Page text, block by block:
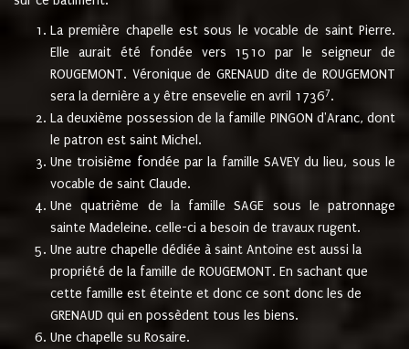
La première chapelle est sous le vocable de saint Pierre.
Elle aurait été fondée vers 1510 par le seigneur de
ROUGEMONT. Véronique de GRENAUD dite de ROUGEMONT
sera la dernière a y être ensevelie en avril 17367.
La deuxième possession de la famille PINGON d'Aranc, dont
le patron est saint Michel.
Une troisième fondée par la famille SAVEY du lieu, sous le
vocable de saint Claude.
Une quatrième de la famille SAGE sous le patronnage
sainte Madeleine. celle-ci a besoin de travaux rugent.
Une autre chapelle dédiée à saint Antoine est aussi la
propriété de la famille de ROUGEMONT. En sachant que
cette famille est éteinte et donc ce sont donc les de
GRENAUD qui en possèdent tous les biens.
Une chapelle su Rosaire.